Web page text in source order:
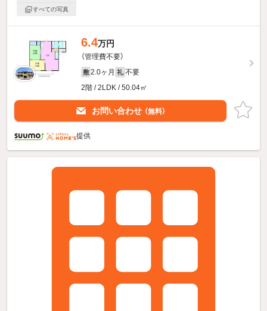
すべての写真
6.4万円
（管理費不要）
敷 2.0ヶ月 礼 不要
2階 / 2LDK / 50.04㎡
お問い合わせ （無料）
提供